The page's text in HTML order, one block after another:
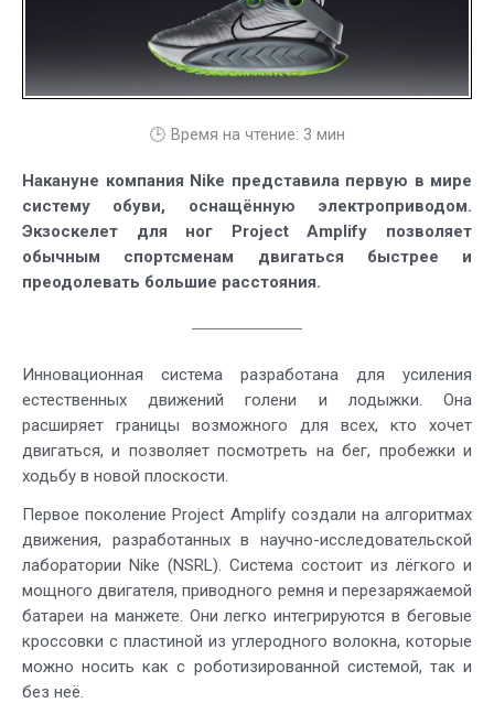
🕒 Время на чтение: 3 мин
Накануне компания Nike представила первую в мире
систему обуви, оснащённую электроприводом.
Экзоскелет для ног Project Amplify позволяет
обычным спортсменам двигаться быстрее и
преодолевать большие расстояния.
Инновационная система разработана для усиления
естественных движений голени и лодыжки. Она
расширяет границы возможного для всех, кто хочет
двигаться, и позволяет посмотреть на бег, пробежки и
ходьбу в новой плоскости.
Первое поколение Project Amplify создали на алгоритмах
движения, разработанных в научно-исследовательской
лаборатории Nike (NSRL). Система состоит из лёгкого и
мощного двигателя, приводного ремня и перезаряжаемой
батареи на манжете. Они легко интегрируются в беговые
кроссовки с пластиной из углеродного волокна, которые
можно носить как с роботизированной системой, так и
без неё.